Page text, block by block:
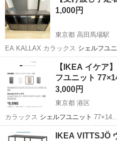
1,000円
東京都 高田馬場駅
EA KALLAX カラックス シェルフユ
ク…
新宿区 高田馬場駅
【IKEA イケア
フユニット
3,000円
東京都 港区
カラックス シェルフユニット
です。 …
東京
IKEA VITTSJÖ